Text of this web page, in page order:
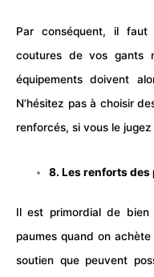
Par conséquent, il
coutures de vos gants
équipements doivent
N’hésitez pas à choisir
renforcés, si vous le
8. Les renforts des
Il est primordial de
paumes quand on
soutien que peuvent